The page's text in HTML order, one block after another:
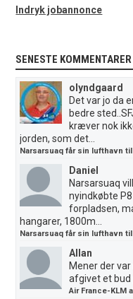
Indryk jobannonce
SENESTE KOMMENTARER
olyndgaard
Det var jo da
bedre
kræver nok
jorden, som det...
Narsarsuaq får sin lufthavn
Daniel
Narsarsuaq
nyindkøbte
forpladsen,
hangarer, 1800m...
Narsarsuaq får sin lufthavn
Allan
Mener der
afgivet et bud
Air France-KLM